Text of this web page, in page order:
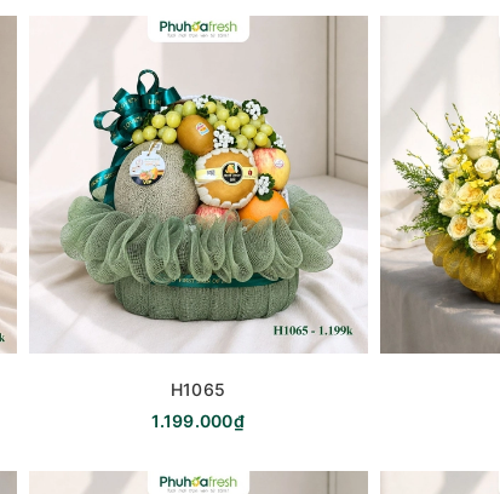
H1065
1.199.000₫